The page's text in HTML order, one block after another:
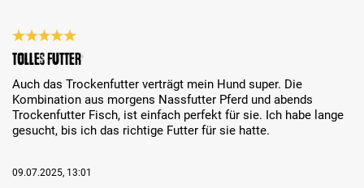
Évaluation avec une note de 5 sur 5 étoiles
Tolles Futter
Auch das Trockenfutter verträgt mein Hund super. Die
Kombination aus morgens Nassfutter Pferd und abends
Trockenfutter Fisch, ist einfach perfekt für sie. Ich habe lange
gesucht, bis ich das richtige Futter für sie hatte.
09.07.2025, 13:01